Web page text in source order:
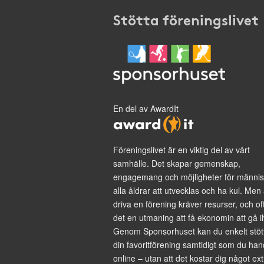
Stötta föreningslivet
En del av AwardIt
Föreningslivet är en viktig del av vårt
samhälle. Det skapar gemenskap,
engagemang och möjligheter för
alla åldrar att utvecklas och ha kul. Men
driva en förening kräver resurser, och
det en utmaning att få ekonomin att gå
Genom Sponsorhuset kan du enkelt
din favoritförening samtidigt som du
online – utan att det kostar dig något